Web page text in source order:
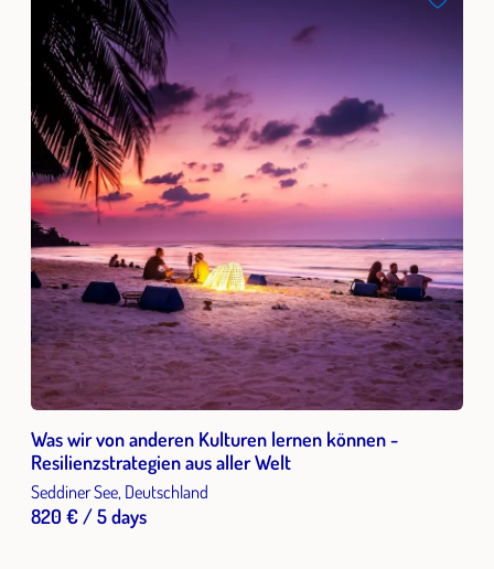
Was wir von anderen Kulturen lernen können -
Resilienzstrategien aus aller Welt
Seddiner See, Deutschland
820 € / 5 days